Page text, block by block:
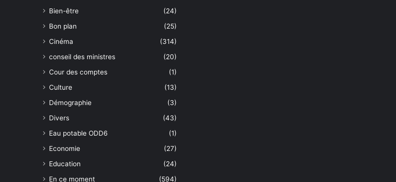
Bien-être
(24)
Bon plan
(25)
Cinéma
(314)
conseil des ministres
(20)
Cour des comptes
(1)
Culture
(13)
Démographie
(3)
Divers
(43)
Eau potable ODD6
(1)
Economie
(27)
Education
(24)
En ce moment
(594)